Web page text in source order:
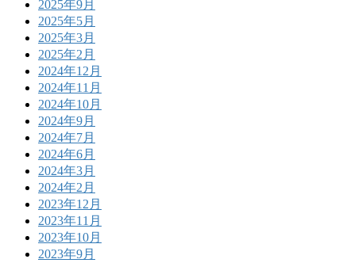
2025年9月
2025年5月
2025年3月
2025年2月
2024年12月
2024年11月
2024年10月
2024年9月
2024年7月
2024年6月
2024年3月
2024年2月
2023年12月
2023年11月
2023年10月
2023年9月